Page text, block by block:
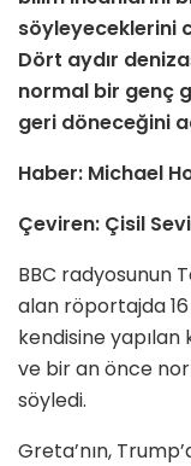
söyleyeceklerini
Dört aydır
normal bir genç
geri döneceğini
Haber: Michael
Çeviren: Çisil
BBC radyosunun
alan röportajda
kendisine yapılan
ve bir an önce
söyledi.
Greta’nın,